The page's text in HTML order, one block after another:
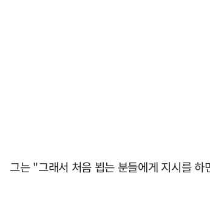
그는 "그래서 처음 뵙는 분들에게 지시를